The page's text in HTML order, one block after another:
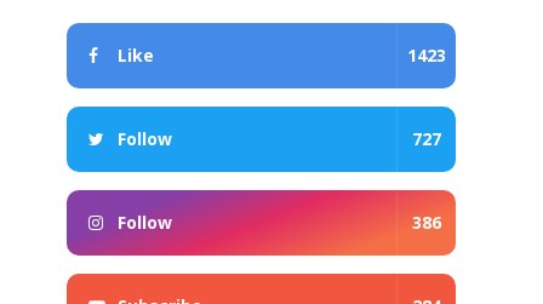
Like 1423
Follow 727
Follow 386